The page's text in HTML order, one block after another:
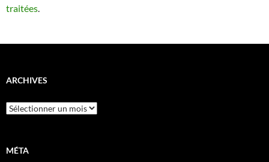
traitées.
ARCHIVES
Archives
MÉTA